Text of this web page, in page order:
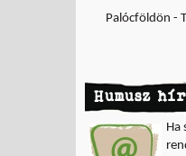
Palócföldön -
Humusz
Ha